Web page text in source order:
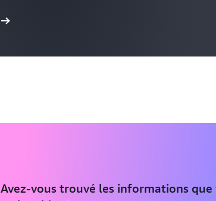
Avez-vous trouvé les informations que